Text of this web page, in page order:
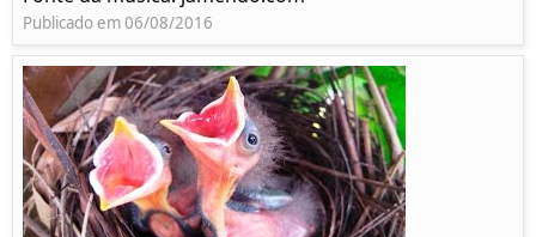
Publicado em 06/08/2016